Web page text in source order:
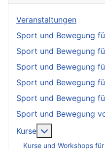
Veranstaltungen
Sport und Bewegung
Sport und Bewegung
Sport und Bewegung
Sport und Bewegung
Sport und Bewegung
Sport und Bewegung
Kurse
Kurse und Workshops